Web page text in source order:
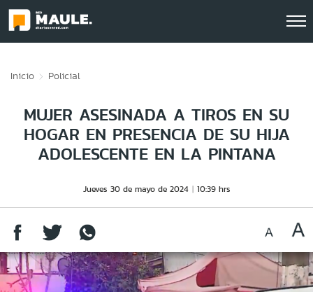
Inicio Policial
MUJER ASESINADA A TIROS EN SU
HOGAR EN PRESENCIA DE SU HIJA
ADOLESCENTE EN LA PINTANA
Jueves 30 de mayo de 2024 10:39 hrs